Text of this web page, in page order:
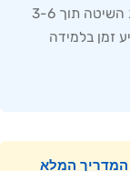
להתחיל עם 100-500 דולר בלבד וללמוד את השיטה תוך 3-6
זמן בלמידה
המדריך המלא